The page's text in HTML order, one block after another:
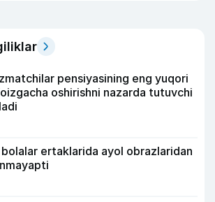
pensiyasining eng yuqori
oshirishni nazarda tutuvchi
ertaklarida ayol obrazlaridan